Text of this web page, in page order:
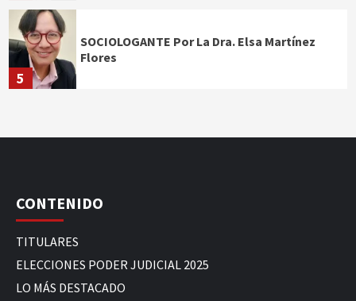
5
SOCIOLOGANTE Por La Dra. Elsa Martínez
Flores
CONTENIDO
TITULARES
ELECCIONES PODER JUDICIAL 2025
LO MÁS DESTACADO